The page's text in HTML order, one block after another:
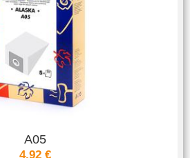
A05
4,92 €